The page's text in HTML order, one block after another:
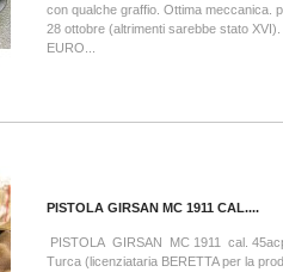
con qualche graffio. Ottima meccanica.
28 ottobre (altrimenti sarebbe stato
EURO...
PISTOLA GIRSAN MC 1911 CAL....
PISTOLA GIRSAN MC 1911 cal.
Turca (licenziataria BERETTA per la